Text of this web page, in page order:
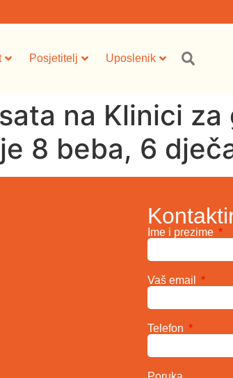
Posjetitelj Uposlenik
na Klinici za
8 beba, 6
Ime i prezime
Vaš email
Telefon